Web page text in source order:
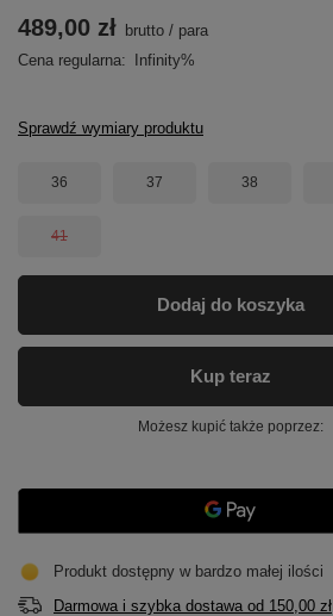
489,00 zł brutto / para
Cena regularna:
Infinity%
Sprawdź wymiary produktu
36 37 38
41
Dodaj do koszyka
Kup teraz
Możesz kupić także poprzez:
Produkt dostępny w bardzo małej ilości
Darmowa i szybka dostawa od 150,00 zł